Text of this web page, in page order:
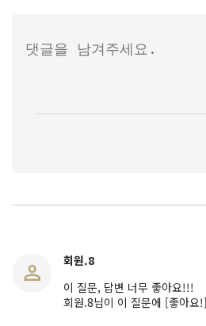
회원.8
이 질문, 답변 너무 좋아요!!!
회원.8님이 이 질문에 [좋아요